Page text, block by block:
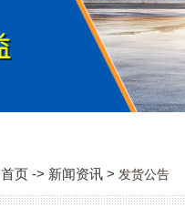
1
页 -> 新闻资讯 > 发货公告